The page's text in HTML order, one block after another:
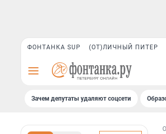
ФОНТАНКА SUP (ОТ)ЛИЧНЫЙ ПИТЕР
Зачем депутаты удаляют соцсети